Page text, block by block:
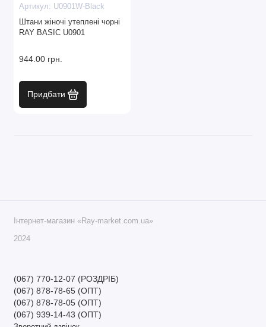
Артикул: U0901W-Black
Штани жіночі утеплені чорні
RAY BASIC U0901
944.00 грн.
Придбати
Інтернет-магазин «Ray-market.com.ua»
2024
(067) 770-12-07 (РОЗДРІБ)
(067) 878-78-65 (ОПТ)
(067) 878-78-05 (ОПТ)
(067) 939-14-43 (ОПТ)